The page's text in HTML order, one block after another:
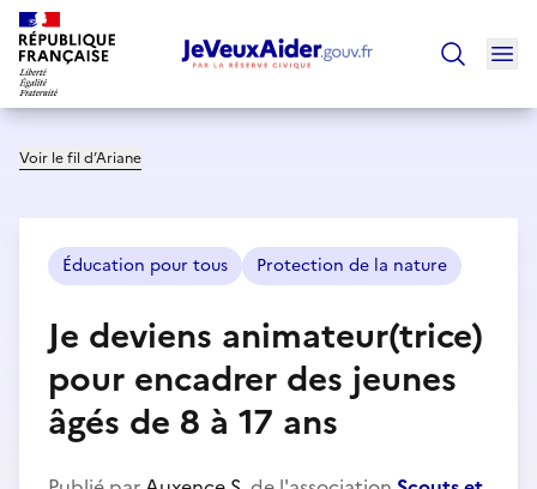
Voir le fil d’Ariane
Éducation pour tous Protection de la nature
Je deviens animateur(trice)
pour encadrer des jeunes
âgés de 8 à 17 ans